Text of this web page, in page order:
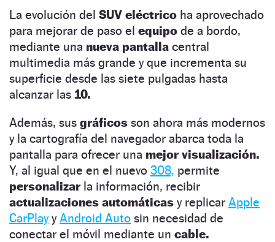
La evolución del SUV eléctrico ha aprovechado
para mejorar de paso el equipo de a bordo,
mediante una nueva pantalla central
multimedia más grande y que incrementa su
superficie desde las siete pulgadas hasta
alcanzar las 10.
Además, sus gráficos son ahora más modernos
y la cartografía del navegador abarca toda la
pantalla para ofrecer una mejor visualización.
Y, al igual que en el nuevo 308, permite
personalizarla información, recibir
actualizaciones automáticas y replicar Apple
CarPlayyAndroid Auto sin necesidad de
conectar el móvil mediante un cable.